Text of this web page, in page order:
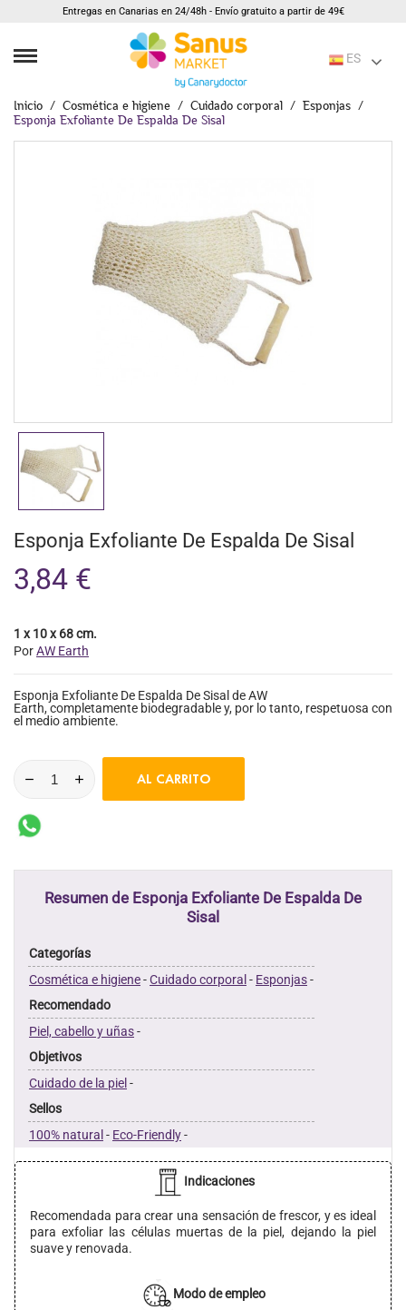
Entregas en Canarias en 24/48h - Envío gratuito a partir de 49€
ES
Inicio Cosmética e higiene Cuidado corporal
Esponjas
Esponja Exfoliante De Espalda De Sisal
Esponja Exfoliante De Espalda De Sisal
3,84 €
1 x 10 x 68 cm.
PorAW Earth
Esponja Exfoliante De Espalda De Sisal de AW
Earth, completamente biodegradable y, por lo tanto, respetuosa con
el medio ambiente.
AL CARRITO
Resumen de Esponja Exfoliante De Espalda De
Sisal
Categorías
Cosmética e higiene-Cuidado corporal- Esponjas-
Recomendado
Piel, cabello y uñas-
Objetivos
Cuidado de la piel-
Sellos
100% natural- Eco-Friendly-
Indicaciones
Recomendada para crear una sensación de frescor, y es ideal
para exfoliar las células muertas de la piel, dejando la piel
suave y renovada.
Modo de empleo